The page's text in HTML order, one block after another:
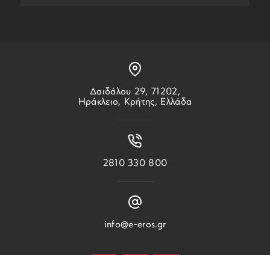
Δαιδάλου 29, 71202,
Ηράκλειο, Κρήτης, Ελλάδα
2810 330 800
info@e-eros.gr